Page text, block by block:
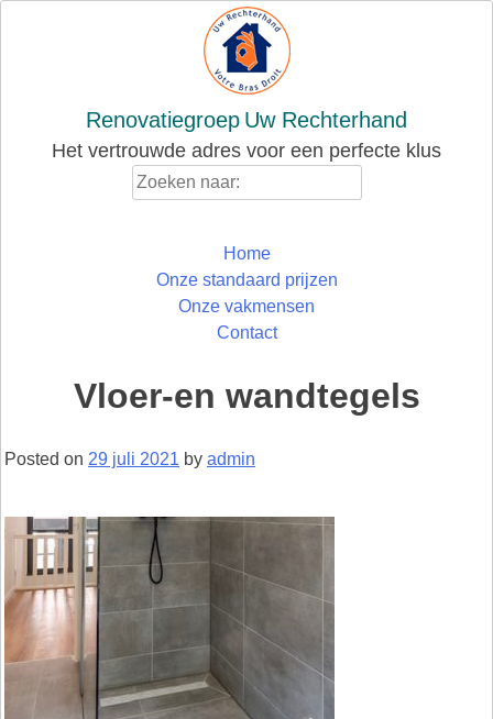
Renovatiegroep Uw Rechterhand
Het vertrouwde adres voor een perfecte klus
Home
Onze standaard prijzen
Onze vakmensen
Contact
Vloer-en wandtegels
Posted on 29 juli 2021 by admin